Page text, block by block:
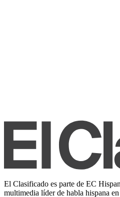
El Clasificado es parte de EC
multimedia líder de habla hispana